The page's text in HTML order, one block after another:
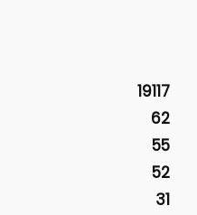
19117
62
55
52
31